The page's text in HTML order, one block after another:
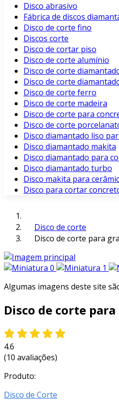
Disco abrasivo
Fábrica de discos
Disco de corte fino
Discos corte
Disco de cortar piso
Disco de corte alumínio
Disco de corte
Disco de corte
Disco de corte ferro
Disco de corte madeira
Disco de corte para
Disco de corte
Disco diamantado liso
Disco diamantado makita
Disco diamantado para
Disco diamantado turbo
Disco makita para
Disco para cortar
Disco de corte
Disco de corte para
Algumas imagens deste site
Disco de corte
4.6
(10 avaliações)
Produto:
Disco de Corte